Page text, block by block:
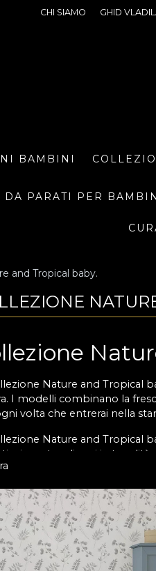
CHI SIAMO GHID
BAMBINI
DA PARATI PER
and Tropical baby.
Nature and Tropical
I modelli combinano la
volta che entrerai nella
Nature and Tropical
e incantevoli, resi in
la stanza dei ragazzi che per
da parati crea un mondo
realtà. La collezione
Saranno circondati da
amore e rispetto per la
che hanno una base in